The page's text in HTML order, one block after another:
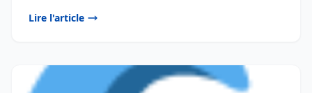
Lire l'article